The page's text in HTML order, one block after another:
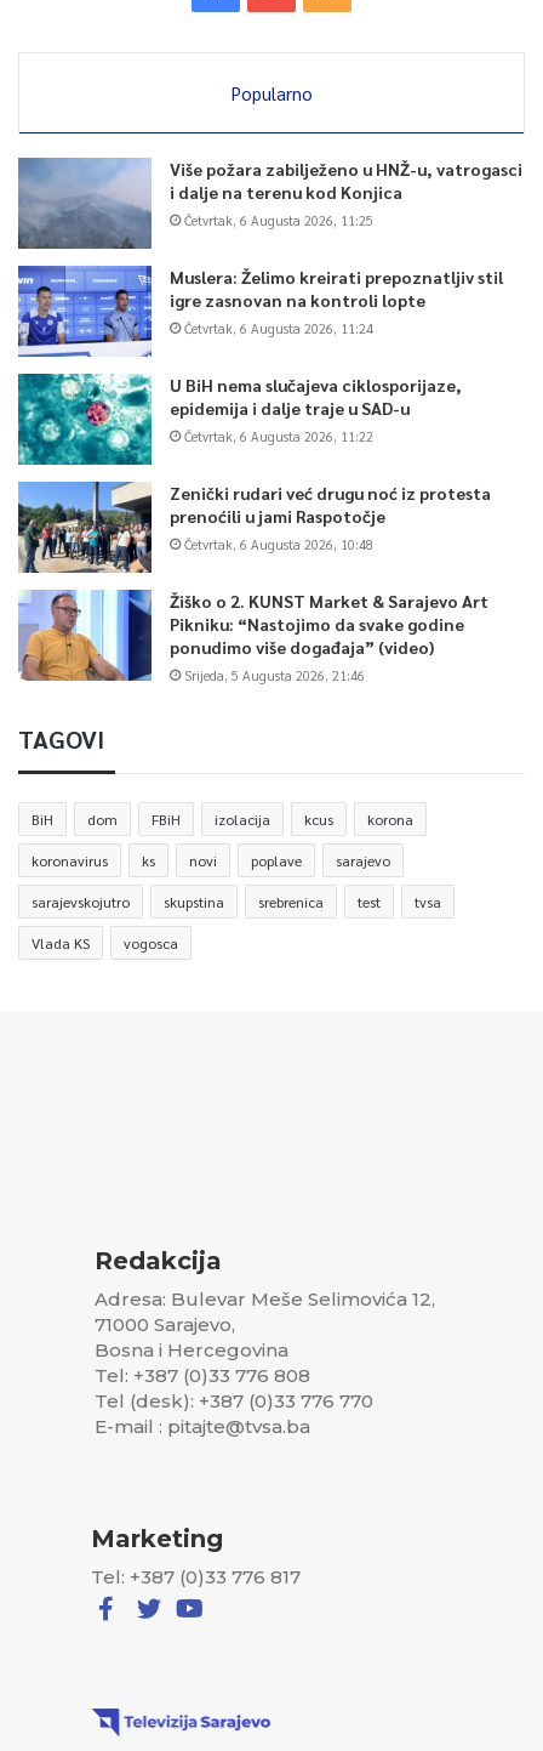
Popularno
Više požara zabilježeno u HNŽ-u, vatrogasci
i dalje na terenu kod Konjica
Četvrtak, 6 Augusta 2026, 11:25
Muslera: Želimo kreirati prepoznatljiv stil
igre zasnovan na kontroli lopte
Četvrtak, 6 Augusta 2026, 11:24
U BiH nema slučajeva ciklosporijaze,
epidemija i dalje traje u SAD-u
Četvrtak, 6 Augusta 2026, 11:22
Zenički rudari već drugu noć iz protesta
prenoćili u jami Raspotočje
Četvrtak, 6 Augusta 2026, 10:48
Žiško o 2. KUNST Market & Sarajevo Art
Pikniku: “Nastojimo da svake godine
ponudimo više događaja” (video)
Srijeda, 5 Augusta 2026, 21:46
TAGOVI
BiH dom FBiH izolacija kcus korona
koronavirus ks novi poplave sarajevo
sarajevskojutro skupstina srebrenica test tvsa
Vlada KS vogosca
Redakcija
Adresa: Bulevar Meše Selimovića 12,
71000 Sarajevo,
Bosna i Hercegovina
Tel: +387 (0)33 776 808
Tel (desk): +387 (0)33 776 770
E-mail : pitajte@tvsa.ba
Marketing
Tel: +387 (0)33 776 817